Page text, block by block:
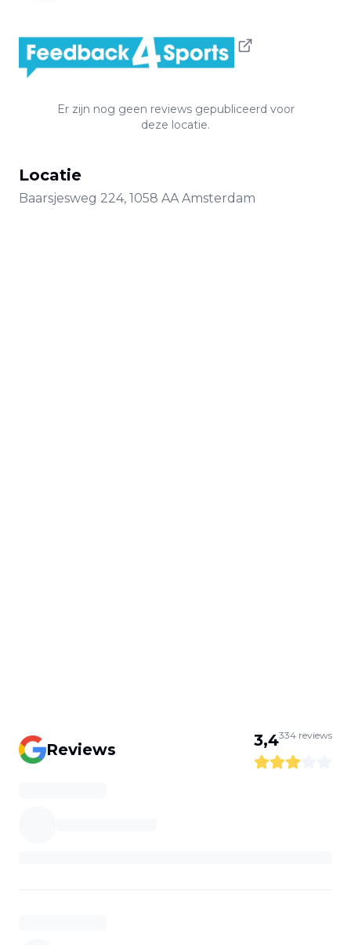
Er zijn nog geen reviews gepubliceerd voor
deze locatie.
Locatie
Baarsjesweg 224, 1058 AA Amsterdam
Reviews 3,4334 reviews